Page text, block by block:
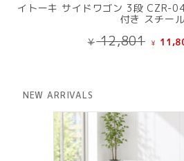
イトーキ サイドワゴン 3段 CZR-
付き スチー
¥12,801 元
¥
NEW ARRIVALS